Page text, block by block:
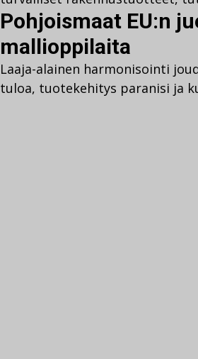
Pohjoismaat EU:n
mallioppilaita
Laaja-alainen harmonisointi
tuloa, tuotekehitys paranisi ja